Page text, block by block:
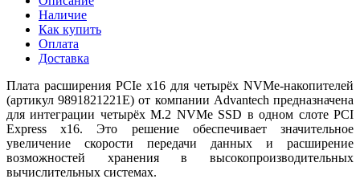
Наличие
Как купить
Оплата
Доставка
Плата расширения PCIe x16 для четырёх NVMe-накопителей
(артикул 9891821221E) от компании Advantech предназначена
для интеграции четырёх M.2 NVMe SSD в одном слоте PCI
Express x16. Это решение обеспечивает значительное
увеличение скорости передачи данных и расширение
возможностей хранения в высокопроизводительных
вычислительных системах.